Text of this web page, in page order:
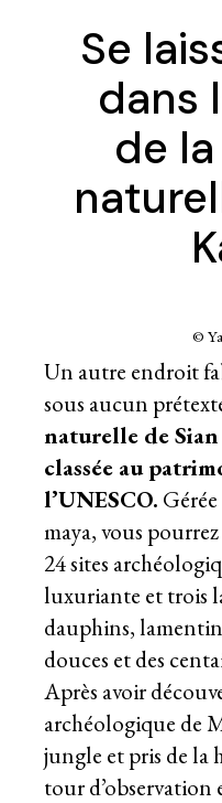
Se
dans
de
©
Un autre endroit
sous aucun
naturelle de Sian
classée au
l’UNESCO.
maya, vous
24 sites
luxuriante et trois
dauphins,
douces et des
Après avoir
archéologique de
jungle et pris de la
tour